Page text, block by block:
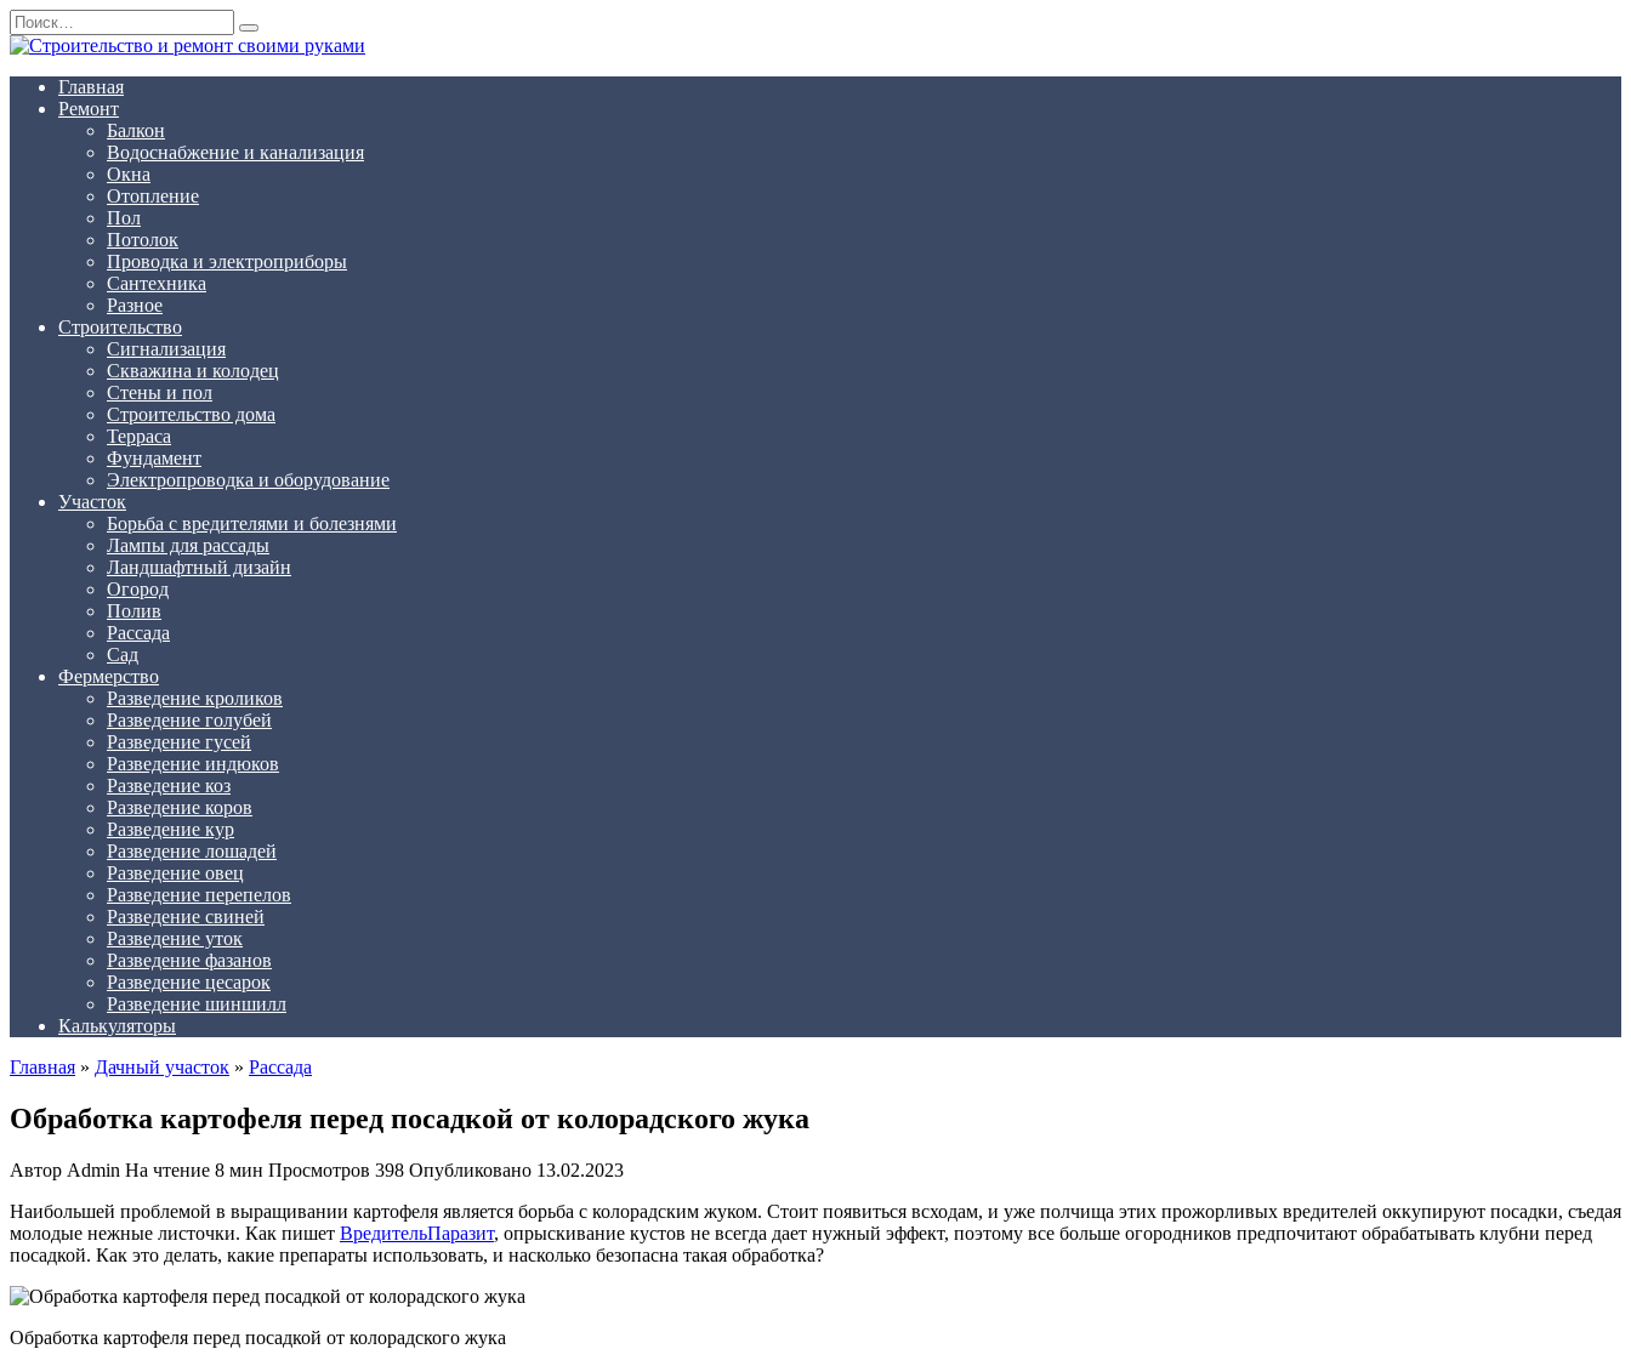
Перейти
к
содержанию
Search
for:
Главная
Ремонт
Балкон
Водоснабжение и канализация
Окна
Отопление
Пол
Потолок
Проводка и электроприборы
Сантехника
Разное
Строительство
Сигнализация
Скважина и колодец
Стены и пол
Строительство дома
Терраса
Фундамент
Электропроводка и оборудование
Участок
Борьба с вредителями и болезнями
Лампы для рассады
Ландшафтный дизайн
Огород
Полив
Рассада
Сад
Фермерство
Разведение кроликов
Разведение голубей
Разведение гусей
Разведение индюков
Разведение коз
Разведение коров
Разведение кур
Разведение лошадей
Разведение овец
Разведение перепелов
Разведение свиней
Разведение уток
Разведение фазанов
Разведение цесарок
Разведение шиншилл
Калькуляторы
Главная » Дачный участок » Рассада
Обработка картофеля перед посадкой от колорадского жука
Автор Admin На чтение 8 мин Просмотров 398 Опубликовано 13.02.2023
Наибольшей проблемой в выращивании картофеля является борьба с колорадским жуком. Стоит появиться всходам, и уже полчища этих прожорливых вредителей оккупируют посадки, съедая
молодые нежные листочки. Как пишет ВредительПаразит, опрыскивание кустов не всегда дает нужный эффект, поэтому все больше огородников предпочитают обрабатывать клубни перед
посадкой. Как это делать, какие препараты использовать, и насколько безопасна такая обработка?
Обработка картофеля перед посадкой от колорадского жука